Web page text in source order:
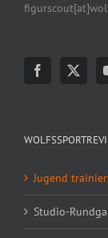
Jugend
Studio-